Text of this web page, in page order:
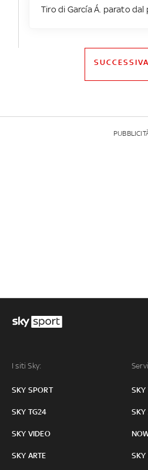
Tiro di García Á. parato
SUCCESSIVA
I siti Sky:
SKY SPORT
SKY TG24
SKY VIDEO
SKY ARTE
SKY
SKY
SKY